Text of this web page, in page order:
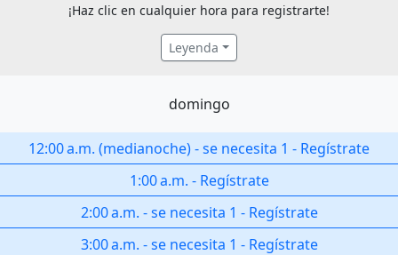
¡Haz clic en cualquier hora para registrarte!
Leyenda
domingo
12:00 a.m. (medianoche)-se necesita 1 - Regístrate
1:00 a.m. - Regístrate
2:00 a.m. - se necesita 1 - Regístrate
3:00 a.m. - se necesita 1 - Regístrate